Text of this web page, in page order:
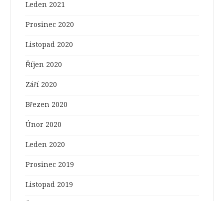
Leden 2021
Prosinec 2020
Listopad 2020
Říjen 2020
Září 2020
Březen 2020
Únor 2020
Leden 2020
Prosinec 2019
Listopad 2019